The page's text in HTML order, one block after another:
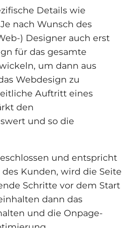
Details wie
nach Wunsch des
) Designer auch erst
für das gesamte
um dann aus
Webdesign zu
Auftritt eines
den
und so die
und entspricht
Kunden, wird die Seite
Schritte vor dem Start
dann das
und die Onpage-